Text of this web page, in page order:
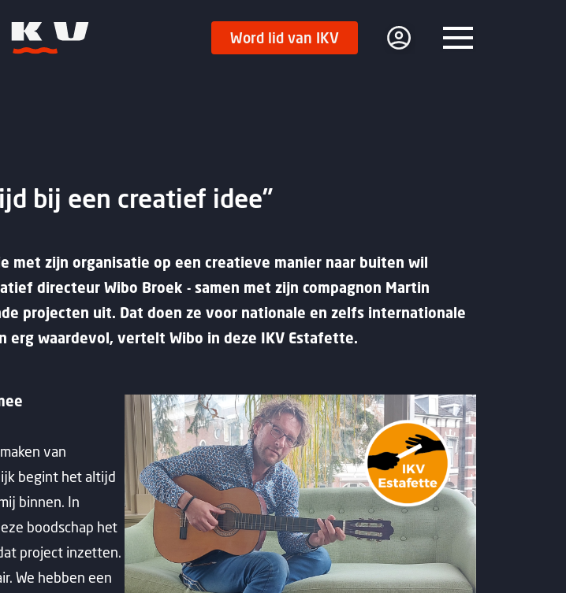
Word lid van IKV
bij een creatief idee”
zijn organisatie op een creatieve manier naar buiten wil
directeur Wibo Broek - samen met zijn compagnon Martin
projecten uit. Dat doen ze voor nationale en zelfs internationale
erg waardevol, vertelt Wibo in deze IKV Estafette.
van
begint het altijd
binnen. In
boodschap het
project inzetten.
We hebben een